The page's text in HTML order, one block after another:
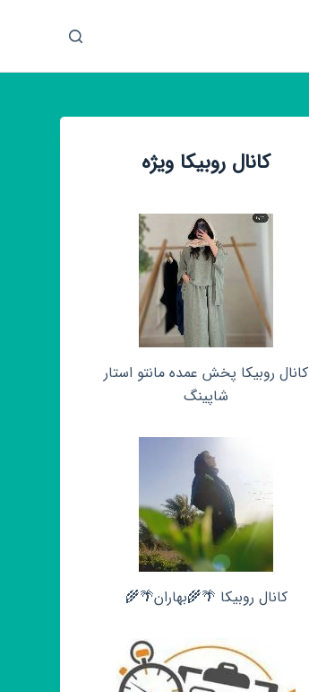
ش
کانال روبیکا ویژه
کانال روبیکا پخش عمده مانتو استار
شاپینگ
کانال روبیکا 🌴🌾بهاران🌴🌾